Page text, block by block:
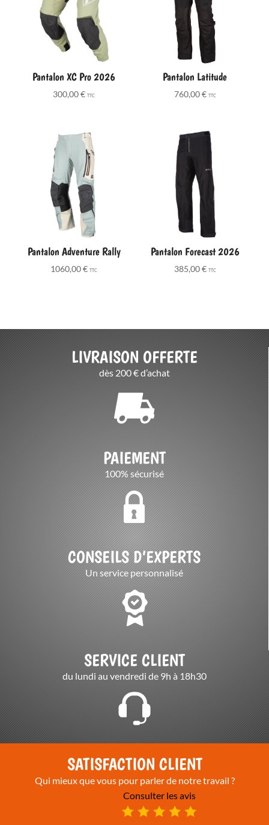
Pantalon XC Pro 2026
300,00€ TTC
Pantalon Latitude
760,00€ TTC
Pantalon Adventure Rally
1060,00€ TTC
Pantalon Forecast 2026
385,00€ TTC
LIVRAISON OFFERTE
dès 200 € d’achat
PAIEMENT
100% sécurisé
CONSEILS D’EXPERTS
Un service personnalisé
SERVICE CLIENT
du lundi au vendredi de 9h à 18h30
SATISFACTION CLIENT
Qui mieux que vous pour parler de notre travail ?
Consulter les avis